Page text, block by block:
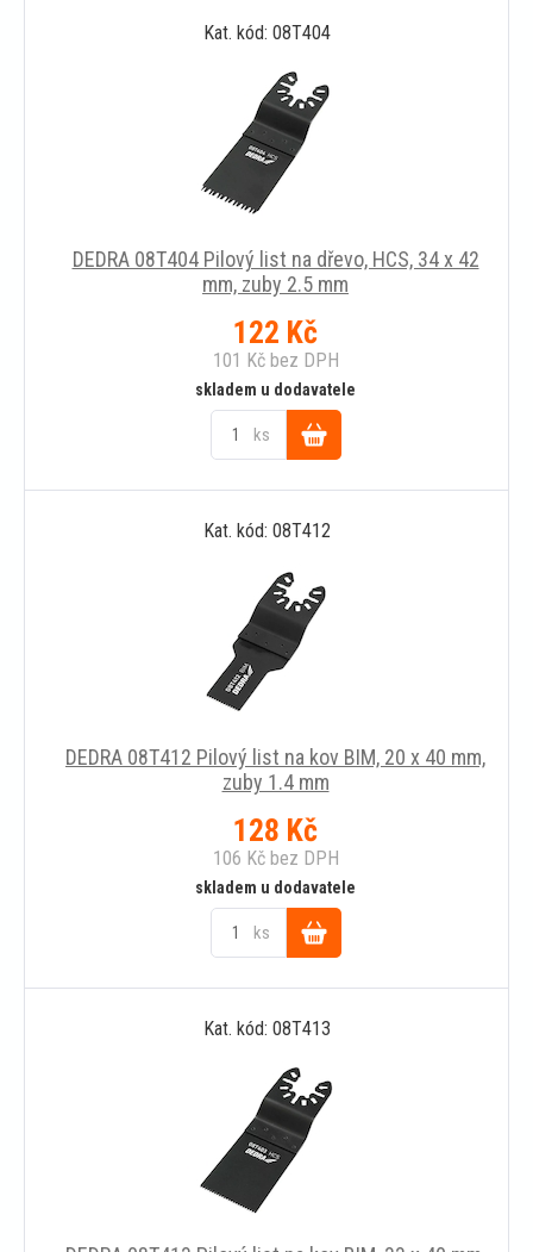
košíku
Kat. kód: 08T404
DEDRA 08T404 Pilový list na dřevo, HCS, 34 x 42
mm, zuby 2.5 mm
122 Kč
101 Kčbez DPH
skladem u dodavatele
ks
Do
košíku
Kat. kód: 08T412
DEDRA 08T412 Pilový list na kov BIM, 20 x 40 mm,
zuby 1.4 mm
128 Kč
106 Kčbez DPH
skladem u dodavatele
ks
Do
košíku
Kat. kód: 08T413